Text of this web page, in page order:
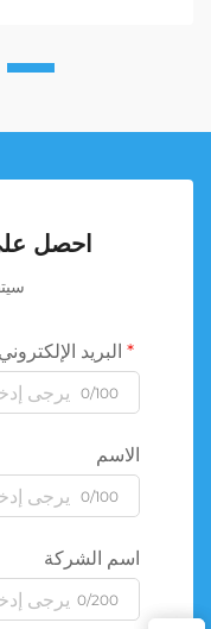
احصل
البريد الإلكتروني
0/100
الاسم
0/100
اسم الشركة
0/200